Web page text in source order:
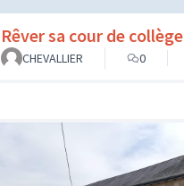
Rêver sa cour de collège
CHEVALLIER
0